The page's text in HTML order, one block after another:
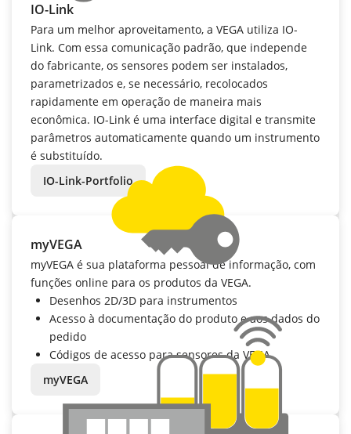
IO-Link
Para um melhor aproveitamento, a VEGA utiliza IO-
Link. Com essa comunicação padrão, que independe
do fabricante, os sensores podem ser instalados,
parametrizados e, se necessário, recolocados
rapidamente em operação de maneira mais
econômica. IO-Link é uma interface digital e transmite
parâmetros automaticamente quando um instrumento
é substituído.
IO-Link-Portfolio
myVEGA
myVEGA é sua plataforma pessoal de informação, com
funções online para os produtos da VEGA.
Desenhos 2D/3D para instrumentos
Acesso à documentação do produto e aos dados do
pedido
Códigos de acesso para sensores da VEGA
myVEGA